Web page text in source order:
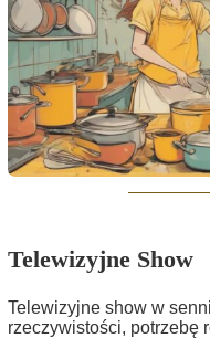
Telewizyjne Show
Telewizyjne show w
rzeczywistości, potrzebę